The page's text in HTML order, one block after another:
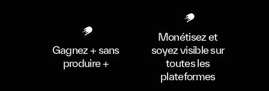
Gagnez + sans
produire +
Monétisez et
soyez visible sur
toutes les
plateformes